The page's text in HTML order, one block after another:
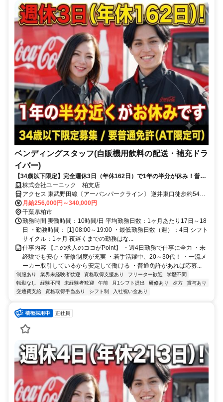
ベンディングスタッフ(自販機用飲料の配送・補充ドラ
イバー)
【34歳以下限定】完全週休3日（年休162日）で1年の半分が休み！普通
免許があれば9割が未経験スタート。夜勤なしのルート配送です！
株式会社ユーニック 柏支店
アクセス 東武野田線〔アーバンパークライン〕 逆井東口徒歩約54分
本社所在地：東京都江東区亀戸2-22-17 日本生命亀戸ビル3F
月給256,000円～340,000円
千葉県柏市
勤務時間 実働時間：10時間/日 平均勤務日数：1ヶ月あたり17日～18
日 ・勤務時間： [1] 08:00～19:00 ・最低勤務日数（週）：4日 シフト
サイクル：1ヶ月 夜遅くまでの勤務はな...
仕事内容 【この求人のココがPoint】 ・週4日勤務で仕事に全力 ・未
経験でも安心・研修制度が充実 ・若手活躍中、20～30代！ ・一流メ
ーカー取引しているから安定して働ける ・普通免許があれば応募...
制服あり 業界未経験者歓迎 資格取得支援あり フリーター歓迎
学歴不問
転勤なし
経験不問 未経験者歓迎 午前 月1シフト提出 研修あり 夕方
賞与あり
交通費支給
資格取得手当あり シフト制 入社祝い金あり
正社員